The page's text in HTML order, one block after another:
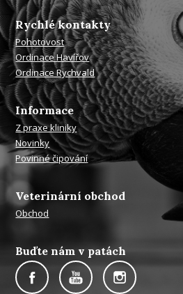
Rychlé kontakty
Pohotovost
Ordinace Havířov
Ordinace Rychvald
Informace
Z praxe kliniky
Novinky
Povinné čipování
Veterinární obchod
Obchod
Buďte nám v patách